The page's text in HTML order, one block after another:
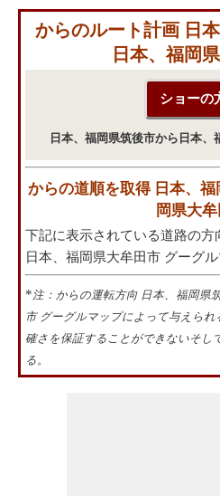
からのルート計画 日
日本、福岡
日本、福岡県筑後市から日本、
からの道順を取得 日本、
岡県大
下記に表示されている道路の
日本、福岡県大牟田市 グーグル
* 注：からの運転方向 日本、福岡県
市 グーグルマップによって与えら
確さを保証することができないそし
る。